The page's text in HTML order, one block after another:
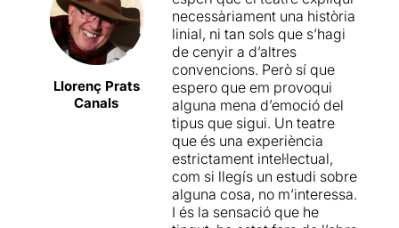
l’actor que l'interpreta.
Destacar l'excel·lent feina
dels actors!
Els passatges més
monstruosos són descrits
amb humor delirant, mentre
que les situacions més
còmiques són narrades amb
dramatisme histriònic. I cap
d’aquestes decisions
semblen fruit d’una ment
Llorenç Prats
Canals
necessàriament una història
linial, ni tan sols que s’hagi
de cenyir a d’altres
convencions. Però sí que
espero que em provoqui
alguna mena d’emoció del
tipus que sigui. Un teatre
que és una experiència
estrictament intel·lectual,
com si llegís un estudi sobre
alguna cosa, no m’interessa.
I és la sensació que he